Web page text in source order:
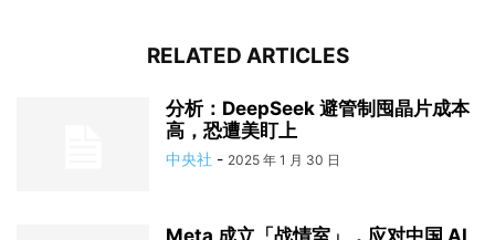
RELATED ARTICLES
分析：DeepSeek 避管制囤晶片成本
高，恐遭美盯上
中央社 - 2025 年 1 月 30 日